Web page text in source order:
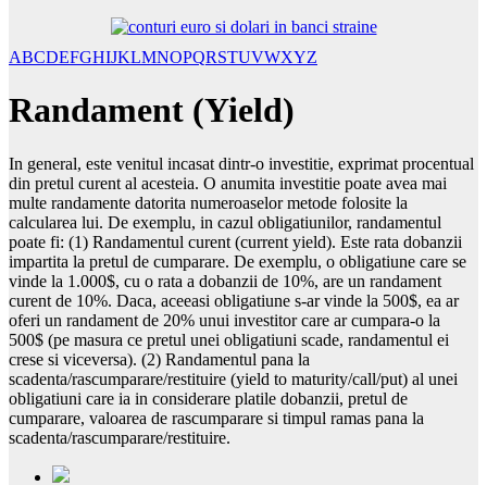
ABCDEFGHIJKLMNOPQRSTUVWXYZ
Randament (Yield)
In general, este venitul incasat dintr-o investitie, exprimat procentual
din pretul curent al acesteia. O anumita investitie poate avea mai
multe randamente datorita numeroaselor metode folosite la
calcularea lui. De exemplu, in cazul obligatiunilor, randamentul
poate fi: (1) Randamentul curent (current yield). Este rata dobanzii
impartita la pretul de cumparare. De exemplu, o obligatiune care se
vinde la 1.000$, cu o rata a dobanzii de 10%, are un randament
curent de 10%. Daca, aceeasi obligatiune s-ar vinde la 500$, ea ar
oferi un randament de 20% unui investitor care ar cumpara-o la
500$ (pe masura ce pretul unei obligatiuni scade, randamentul ei
crese si viceversa). (2) Randamentul pana la
scadenta/rascumparare/restituire (yield to maturity/call/put) al unei
obligatiuni care ia in considerare platile dobanzii, pretul de
cumparare, valoarea de rascumparare si timpul ramas pana la
scadenta/rascumparare/restituire.